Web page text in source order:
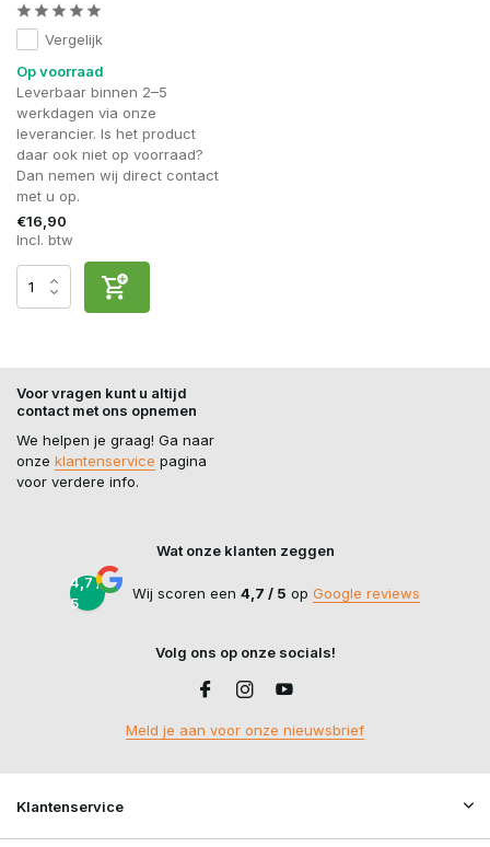
Vergelijk
Op voorraad
Leverbaar binnen 2–5
werkdagen via onze
leverancier. Is het product
daar ook niet op voorraad?
Dan nemen wij direct contact
met u op.
€16,90
Incl. btw
Voor vragen kunt u altijd
contact met ons opnemen
We helpen je graag! Ga naar
onze klantenservice pagina
voor verdere info.
Wat onze klanten zeggen
4,7 /
5
Wij scoren een 4,7 / 5 op Google reviews
Volg ons op onze socials!
Meld je aan voor onze nieuwsbrief
Klantenservice